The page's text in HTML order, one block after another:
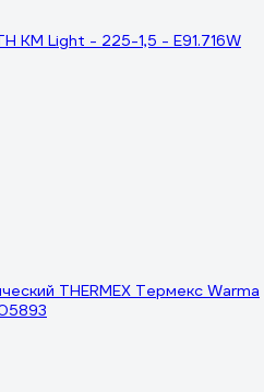
КМ Light - 225-1,5 - E91.716W
THERMEX Термекс Warma